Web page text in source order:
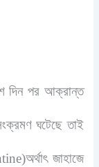
দিন পর আক্রান্ত
ঘটেছে তাই
জাহাজে